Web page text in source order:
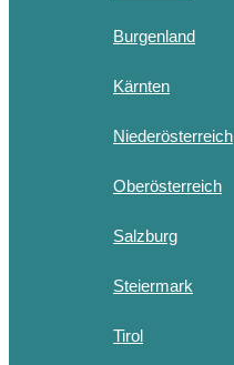
Burgenland
Kärnten
Niederösterreich
Oberösterreich
Salzburg
Steiermark
Tirol